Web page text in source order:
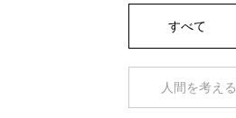
すべて
人間を考える